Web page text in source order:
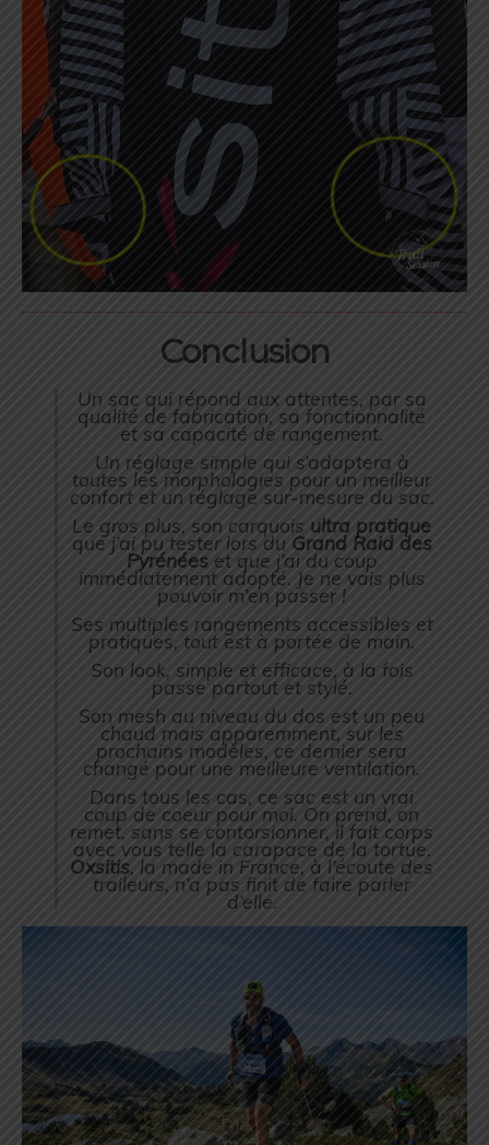
Conclusion
Un sac qui répond aux attentes, par sa
qualité de fabrication, sa fonctionnalité
et sa capacité de rangement.
Un réglage simple qui s’adaptera à
toutes les morphologies pour un meilleur
confort et un réglage sur-mesure du sac.
Le gros plus, son carquois ultra pratique
que j’ai pu tester lors du Grand Raid des
Pyrénées et que j’ai du coup
immédiatement adopté. Je ne vais plus
pouvoir m’en passer !
Ses multiples rangements accessibles et
pratiques, tout est à portée de main.
Son look, simple et efficace, à la fois
passe partout et stylé.
Son mesh au niveau du dos est un peu
chaud mais apparemment, sur les
prochains modèles, ce dernier sera
changé pour une meilleure ventilation.
Dans tous les cas, ce sac est un vrai
coup de coeur pour moi. On prend, on
remet, sans se contorsionner, il fait corps
avec vous telle la carapace de la tortue.
Oxsitis, la made in France, à l’écoute des
traileurs, n’a pas finit de faire parler
d’elle.